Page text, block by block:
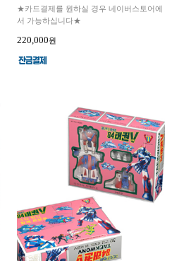
★카드결제를 원하실 경우 네이버스토어에
서 가능하십니다★
220,000원